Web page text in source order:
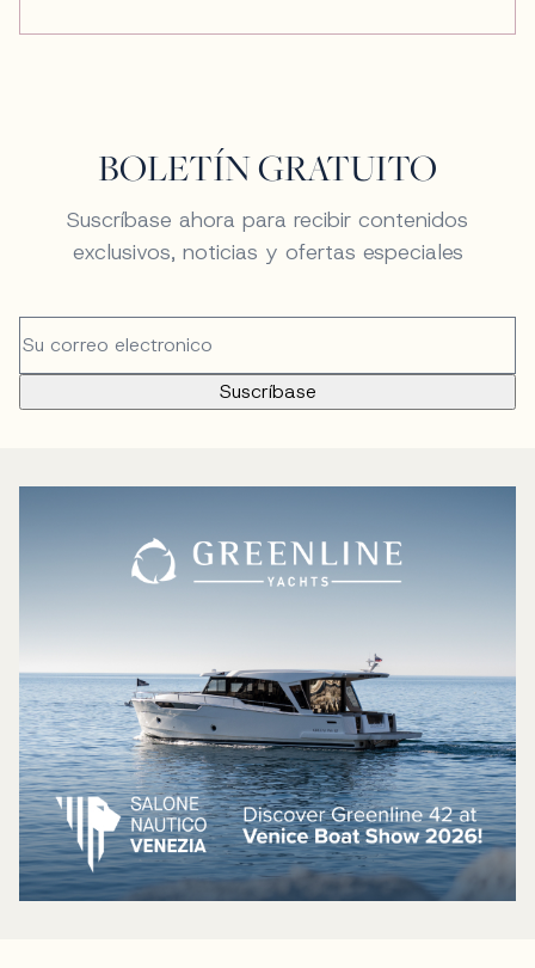
BOLETÍN GRATUITO
Suscríbase ahora para recibir contenidos
exclusivos, noticias y ofertas especiales